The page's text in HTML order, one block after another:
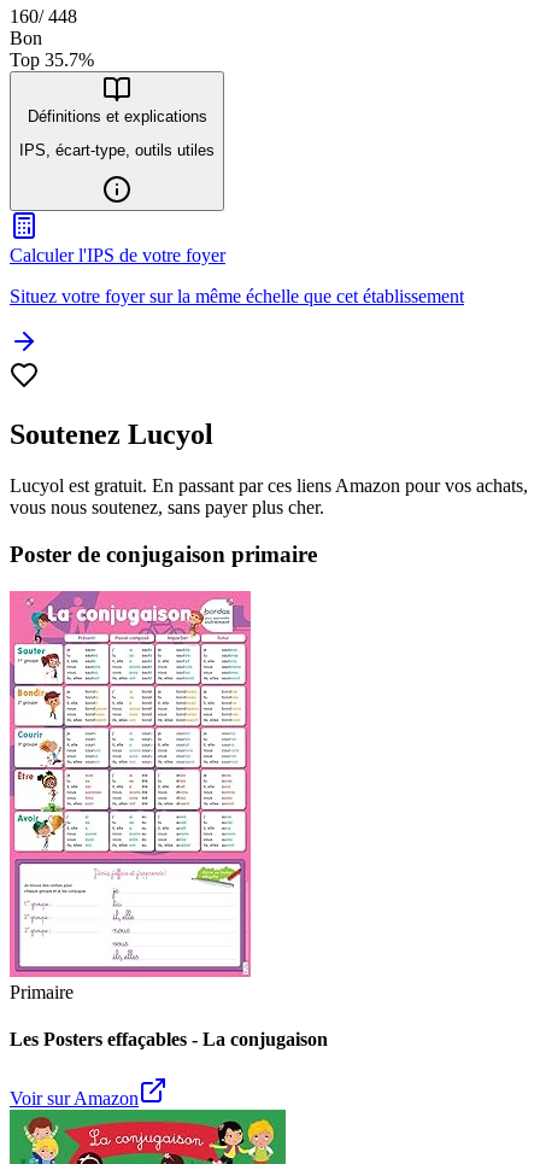
160/448
Bon
Top 35.7%
Définitions et explications
IPS, écart-type, outils utiles
Calculer l'IPS de votre foyer
Situez votre foyer sur la même échelle que cet établissement
Soutenez Lucyol
Lucyol est gratuit. En passant par ces liens Amazon pour vos achats,
vous nous soutenez, sans payer plus cher.
Poster de conjugaison primaire
Primaire
Les Posters effaçables - La conjugaison
Voir sur Amazon